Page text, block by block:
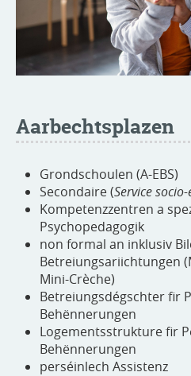
Aarbechtsplazen
Grondschoulen (A-EBS)
Secondaire (Service
Kompetenzzentren a
Psychopedagogik
non formal an inklusiv
Betreiungsariichtungen
Mini-Crèche)
Betreiungsdégschter fir
Behënnerungen
Logementsstrukture fir
Behënnerungen
perséinlech Assistenz